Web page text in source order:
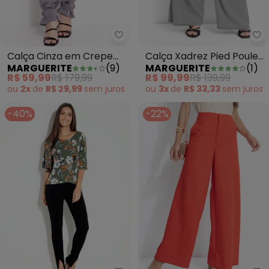
Marguerite - Calça Cinza em
Calça Cinza em Crepe
Plano
MARGUERITE (9)
R$ 59,99R$ 179,99
ou 2x de R$ 29,99 sem juros
Calça Xadrez Pied Poule
em Malha Texturizada
MARGUERITE (1)
R$ 99,99R$ 139,99
ou 3x de R$ 33,33 sem juros
-40% -22%